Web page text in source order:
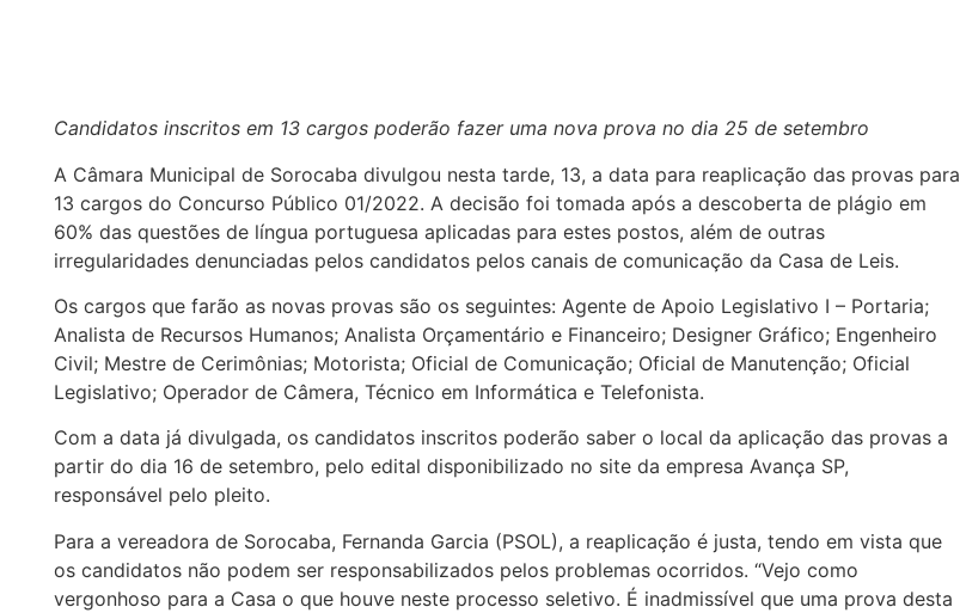
Candidatos inscritos em 13 cargos poderão fazer uma nova prova no dia 25 de setembro
A Câmara Municipal de Sorocaba divulgou nesta tarde, 13, a data para reaplicação das provas para
13 cargos do Concurso Público 01/2022. A decisão foi tomada após a descoberta de plágio em
60% das questões de língua portuguesa aplicadas para estes postos, além de outras
irregularidades denunciadas pelos candidatos pelos canais de comunicação da Casa de Leis.
Os cargos que farão as novas provas são os seguintes: Agente de Apoio Legislativo I – Portaria;
Analista de Recursos Humanos; Analista Orçamentário e Financeiro; Designer Gráfico; Engenheiro
Civil; Mestre de Cerimônias; Motorista; Oficial de Comunicação; Oficial de Manutenção; Oficial
Legislativo; Operador de Câmera, Técnico em Informática e Telefonista.
Com a data já divulgada, os candidatos inscritos poderão saber o local da aplicação das provas a
partir do dia 16 de setembro, pelo edital disponibilizado no site da empresa Avança SP,
responsável pelo pleito.
Para a vereadora de Sorocaba, Fernanda Garcia (PSOL), a reaplicação é justa, tendo em vista que
os candidatos não podem ser responsabilizados pelos problemas ocorridos. “Vejo como
vergonhoso para a Casa o que houve neste processo seletivo. É inadmissível que uma prova desta